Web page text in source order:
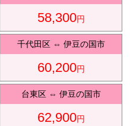
観光タクシ
ー
ディズニ
ー送迎
東
京
58,300円
千代田区⇔ 伊豆の国市
60,200円
台東区⇔ 伊豆の国市
62,900円